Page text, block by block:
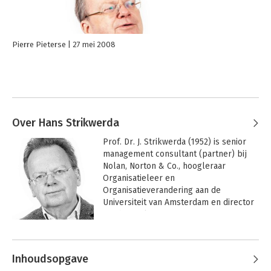
Pierre Pieterse 27 mei 2008
Over Hans Strikwerda
Prof. Dr. J. Strikwerda (1952) is senior
management consultant (partner) bij
Nolan, Norton & Co., hoogleraar
Organisatieleer en
Organisatieverandering aan de
Universiteit van Amsterdam en director
strategische ontwikkelingen, nieuwe
Andere boeken door Hans
Strikwerda
Inhoudsopgave